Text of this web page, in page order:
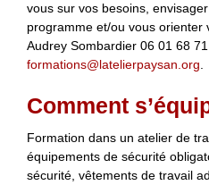
vous sur vos besoins,
programme et/ou vous orienter
Audrey Sombardier 06 01 68
formations@latelierpaysan.org.
Comment
Formation dans un atelier de
équipements de sécurité
sécurité, vêtements de travail